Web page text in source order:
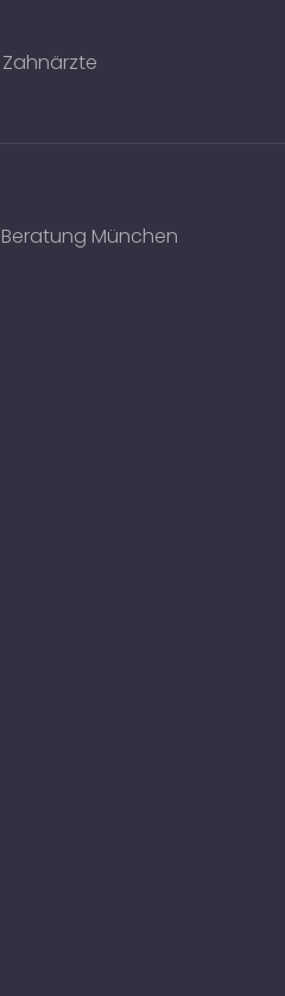
München